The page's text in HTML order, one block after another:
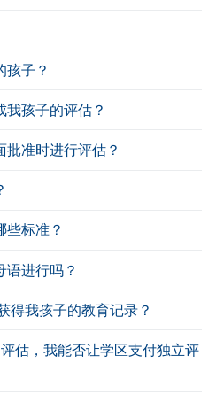
孩子？
我孩子的评估？
批准时进行评估？
些标准？
语进行吗？
得我孩子的教育记录？
估，我能否让学区支付独立评